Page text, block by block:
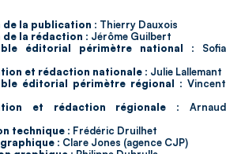
la publication : Thierry Dauxois
la rédaction : Jérôme Guilbert
éditorial périmètre national : Sofia
et rédaction nationale : Julie Lallemant
éditorial périmètre régional : Vincent
et rédaction régionale : Arnaud
technique : Frédéric Druilhet
: Clare Jones (agence CJP)